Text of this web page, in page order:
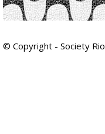
© Copyright - Society